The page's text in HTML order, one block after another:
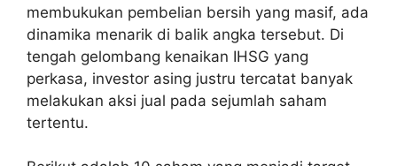
membukukan pembelian bersih yang masif, ada
dinamika menarik di balik angka tersebut. Di
tengah gelombang kenaikan IHSG yang
perkasa, investor asing justru tercatat banyak
melakukan aksi jual pada sejumlah saham
tertentu.